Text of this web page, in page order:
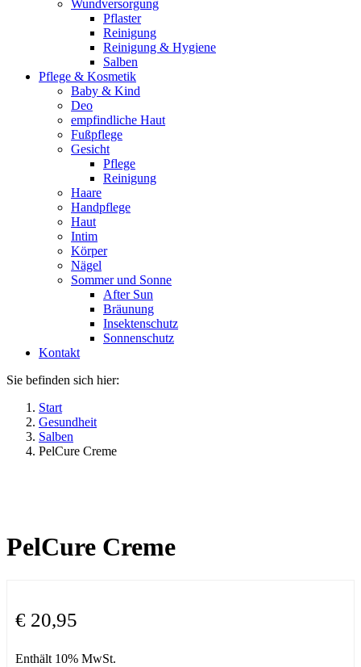
Wundversorgung
Pflaster
Reinigung
Reinigung & Hygiene
Salben
Pflege & Kosmetik
Baby & Kind
Deo
empfindliche Haut
Fußpflege
Gesicht
Pflege
Reinigung
Haare
Handpflege
Haut
Intim
Körper
Nägel
Sommer und Sonne
After Sun
Bräunung
Insektenschutz
Sonnenschutz
Kontakt
Sie befinden sich hier:
Start
Gesundheit
Salben
PelCure Creme
PelCure Creme
€ 20,95
Enthält 10% MwSt.